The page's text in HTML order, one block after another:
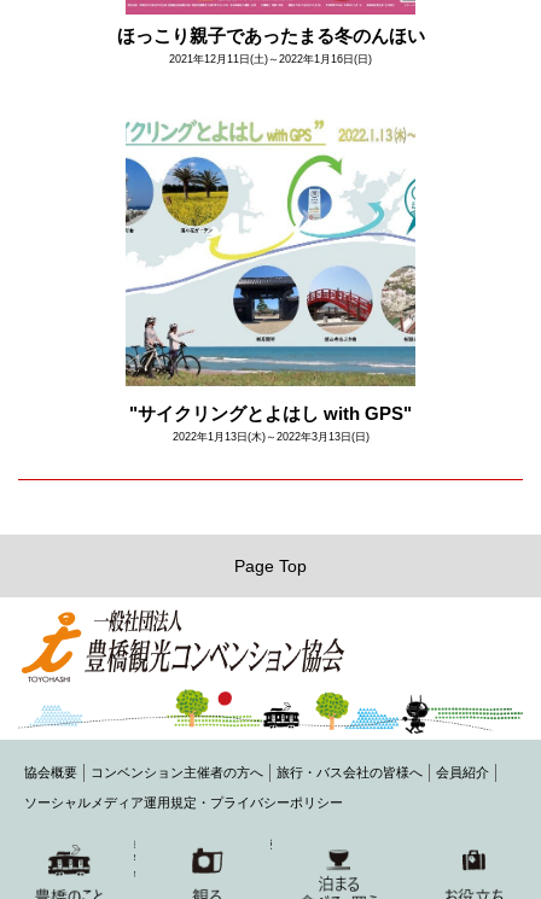
ほっこり親子であったまる冬のんほい
2021年12月11日(土)～2022年1月16日(日)
"サイクリングとよはし with GPS"
2022年1月13日(木)～2022年3月13日(日)
Page Top
協会概要 コンベンション主催者の方へ 旅行・バス会社の皆様へ 会員紹介
ソーシャルメディア運用規定・プライバシーポリシー
〒440-0075 豊橋市花田町字石塚42-1(豊橋商工会議所内)
TEL： 0532-54-1484 FAX： 0532-54-2220
MAIL： toyohashi@honokuni.or.jp